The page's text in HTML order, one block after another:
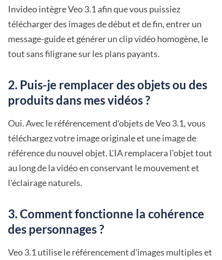
Invideo intègre Veo 3.1 afin que vous puissiez
télécharger des images de début et de fin, entrer un
message-guide et générer un clip vidéo homogène, le
tout sans filigrane sur les plans payants.
2. Puis-je remplacer des objets ou des
produits dans mes vidéos ?
Oui. Avec le référencement d'objets de Veo 3.1, vous
téléchargez votre image originale et une image de
référence du nouvel objet. L'IA remplacera l'objet tout
au long de la vidéo en conservant le mouvement et
l'éclairage naturels.
3. Comment fonctionne la cohérence
des personnages ?
Veo 3.1 utilise le référencement d'images multiples et